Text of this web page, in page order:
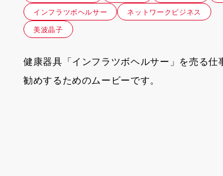
インフラツボヘルサー
ネットワークビジネス
美波晶子
健康器具「インフラツボヘルサー」を売る仕
勧めするためのムービーです。